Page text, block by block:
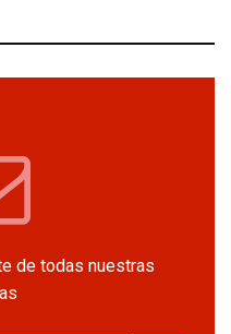
de todas nuestras